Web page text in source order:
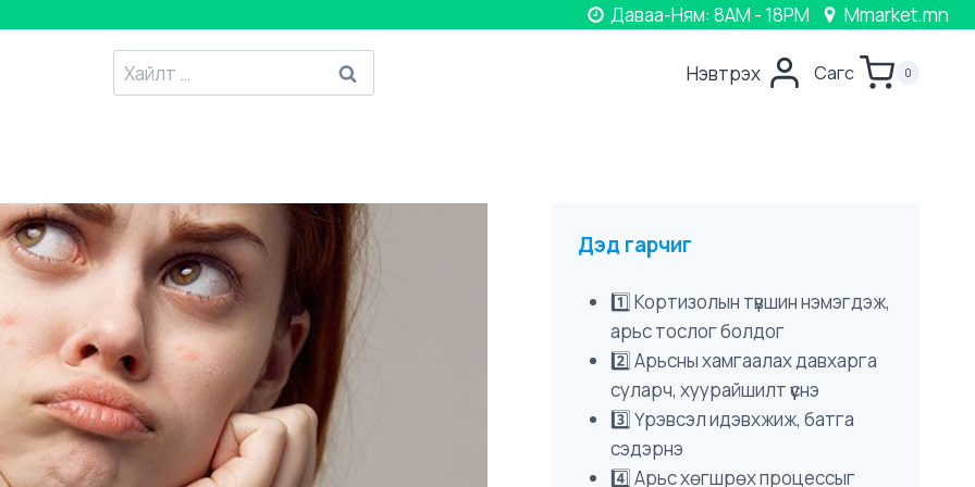
Даваа-Ням: 8AM - 18PM Mmarket.mn
Хайлтанд
:
Нэвтрэх Сагс 0
Дэд гарчиг
1️⃣ Кортизолын түвшин нэмэгдэж,
арьс тослог болдог
2️⃣ Арьсны хамгаалах давхарга
суларч, хуурайшилт үүснэ
3️⃣ Үрэвсэл идэвхжиж, батга
сэдэрнэ
4️⃣ Арьс хөгшрөх процессыг